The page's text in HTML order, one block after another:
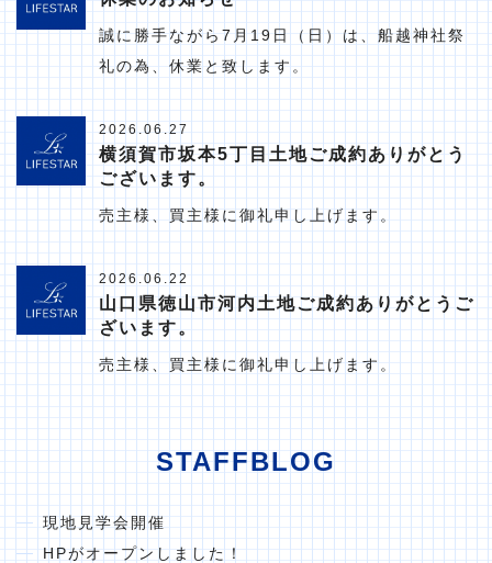
誠に勝手ながら7月19日（日）は、船越神社祭
礼の為、休業と致します。
2026.06.27
横須賀市坂本5丁目土地ご成約ありがとう
ございます。
売主様、買主様に御礼申し上げます。
2026.06.22
山口県徳山市河内土地ご成約ありがとうご
ざいます。
売主様、買主様に御礼申し上げます。
STAFFBLOG
現地見学会開催
HPがオープンしました！